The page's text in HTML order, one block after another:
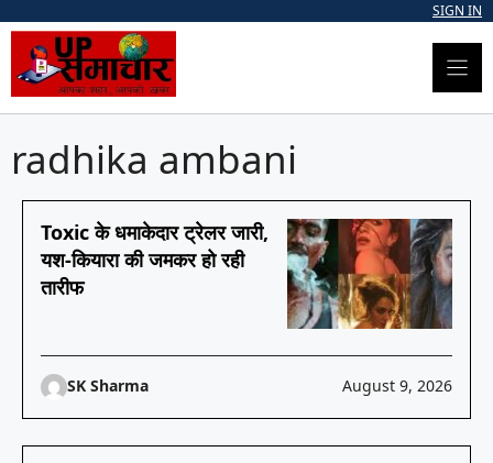
content
SIGN IN
radhika ambani
Toxic के धमाकेदार ट्रेलर जारी,
यश-कियारा की जमकर हो रही
तारीफ
SK Sharma August 9, 2026